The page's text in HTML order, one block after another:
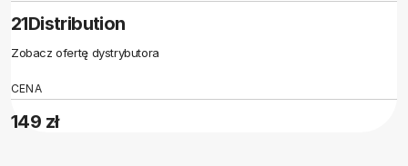
21Distribution
Zobacz ofertę dystrybutora
CENA
149 zł